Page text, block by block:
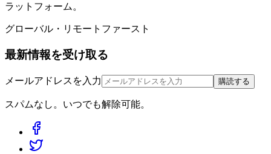
ラットフォーム。
グローバル・リモートファースト
最新情報を受け取る
メールアドレスを入力 購読する
スパムなし。いつでも解除可能。